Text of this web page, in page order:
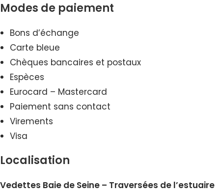
Modes de paiement
Bons d’échange
Carte bleue
Chèques bancaires et postaux
Espèces
Eurocard – Mastercard
Paiement sans contact
Virements
Visa
Localisation
Vedettes Baie de Seine – Traversées de l’estuaire